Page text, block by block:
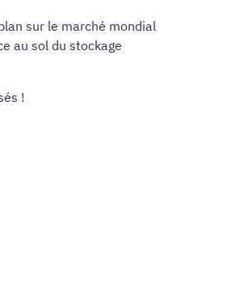
sur le marché mondial
au sol du stockage
!